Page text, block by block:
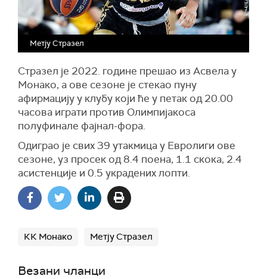
Метју Стразел
Стразел је 2022. године прешао из Асвела у
Монако, а ове сезоне је стекао пуну
афирмацију у клубу који ће у петак од 20.00
часова играти против Олимпијакоса
полуфинале фајнал-фора.
Одиграо је свих 39 утакмица у Евролиги ове
сезоне, уз просек од 8.4 поена, 1.1 скока, 2.4
асистенције и 0.5 украдених лопти.
КК Монако Метју Стразел
Везани чланци